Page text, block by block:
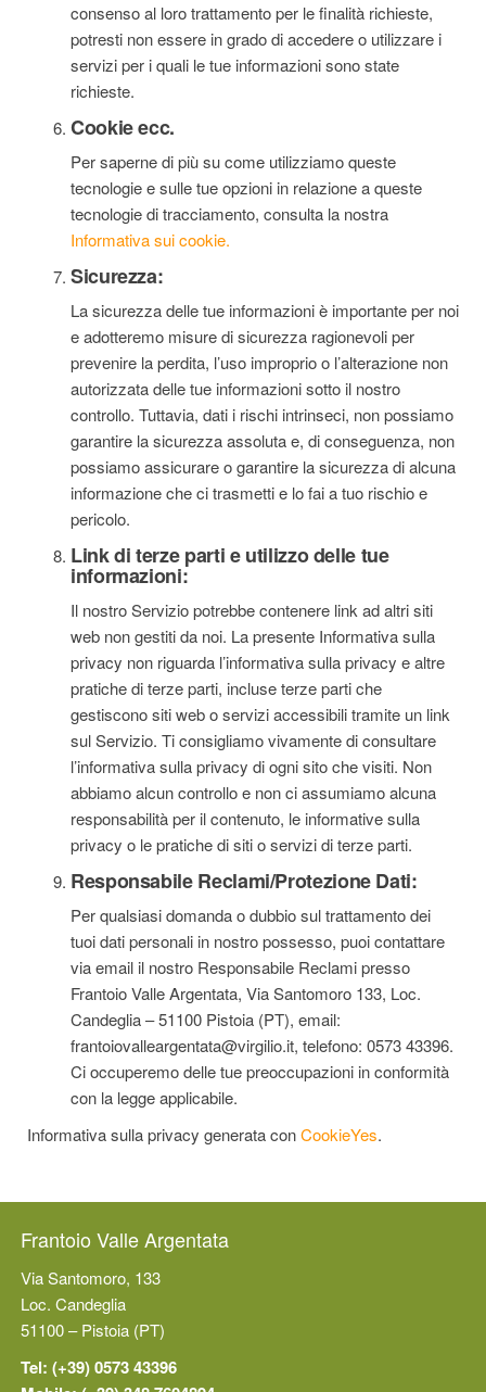
consenso al loro trattamento per le finalità richieste,
potresti non essere in grado di accedere o utilizzare i
servizi per i quali le tue informazioni sono state
richieste.
Cookie ecc.
Per saperne di più su come utilizziamo queste
tecnologie e sulle tue opzioni in relazione a queste
tecnologie di tracciamento, consulta la nostra
Informativa sui cookie.
Sicurezza:
La sicurezza delle tue informazioni è importante per noi
e adotteremo misure di sicurezza ragionevoli per
prevenire la perdita, l’uso improprio o l’alterazione non
autorizzata delle tue informazioni sotto il nostro
controllo. Tuttavia, dati i rischi intrinseci, non possiamo
garantire la sicurezza assoluta e, di conseguenza, non
possiamo assicurare o garantire la sicurezza di alcuna
informazione che ci trasmetti e lo fai a tuo rischio e
pericolo.
Link di terze parti e utilizzo delle tue
informazioni:
Il nostro Servizio potrebbe contenere link ad altri siti
web non gestiti da noi. La presente Informativa sulla
privacy non riguarda l’informativa sulla privacy e altre
pratiche di terze parti, incluse terze parti che
gestiscono siti web o servizi accessibili tramite un link
sul Servizio. Ti consigliamo vivamente di consultare
l’informativa sulla privacy di ogni sito che visiti. Non
abbiamo alcun controllo e non ci assumiamo alcuna
responsabilità per il contenuto, le informative sulla
privacy o le pratiche di siti o servizi di terze parti.
Responsabile Reclami/Protezione Dati:
Per qualsiasi domanda o dubbio sul trattamento dei
tuoi dati personali in nostro possesso, puoi contattare
via email il nostro Responsabile Reclami presso
Frantoio Valle Argentata, Via Santomoro 133, Loc.
Candeglia – 51100 Pistoia (PT), email:
frantoiovalleargentata@virgilio.it, telefono: 0573 43396.
Ci occuperemo delle tue preoccupazioni in conformità
con la legge applicabile.
Informativa sulla privacy generata conCookieYes.
Frantoio Valle Argentata
Via Santomoro, 133
Loc. Candeglia
51100 – Pistoia (PT)
Tel: (+39) 0573 43396